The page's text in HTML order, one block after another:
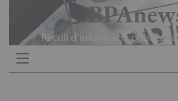
content Recull d'informació publicada